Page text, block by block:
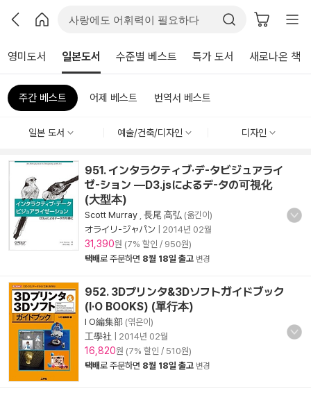
영미도서 일본도서 수준별 베스트 특가 도서 새로나온 책
주간 베스트 어제 베스트 번역서 베스트
일본 도서 예술/건축/디자인 디자인
951. インタラクティブ·デ-タビジュアライ
ゼ-ション ―D3.jsによるデ-タの可視化
(大型本)
Scott Murray 長尾 高弘 (옮긴이)
オライリ-ジャパン
2014년 02월
31,390원 (7% 할인 / 950원)
택배로 주문하면 8월 18일 출고 변경
952. 3Dプリンタ&3Dソフトガイドブック
(I·O BOOKS) (單行本)
I O編集部 (엮은이)
工學社
2014년 02월
16,820원 (7% 할인 / 510원)
택배로 주문하면 8월 18일 출고 변경